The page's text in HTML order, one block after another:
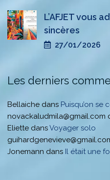
L’AFJET vous
sincères
27/01/2026
Les derniers
Bellaiche dans Puisqu’on se
novackaludmila@gmail.com
Eliette dansVoyager solo
Jonemann dans Il était une